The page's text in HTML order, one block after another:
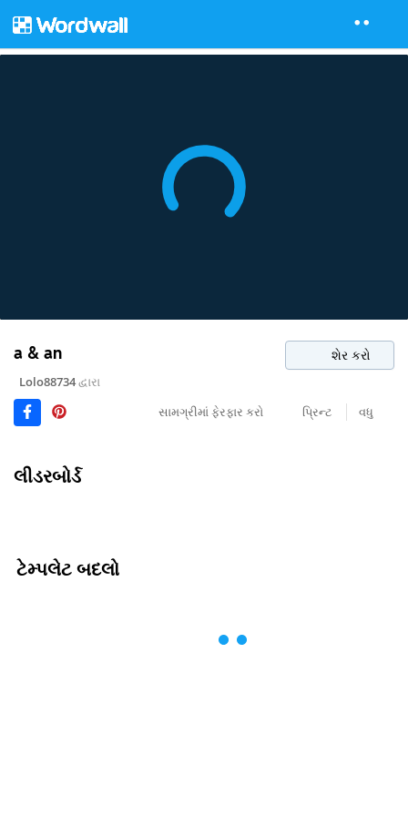
a & an શેર કરો
Lolo88734દ્વારા
સામગ્રીમાં ફેરફાર કરો
પ્રિન્ટ વધુ
લીડરબોર્ડ
ટેમ્પલેટ બદલો